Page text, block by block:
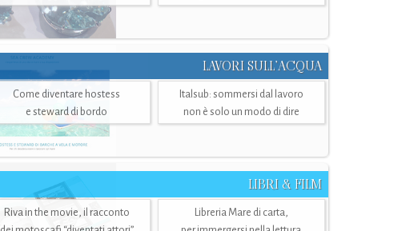
LAVORI SULL’ACQUA
Come diventare hostess
e steward di bordo
Italsub: sommersi dal lavoro
non è solo un modo di dire
LIBRI & FILM
Riva in the movie, il racconto
Libreria Mare di carta,